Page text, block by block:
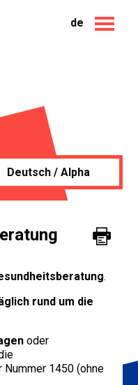
de
Deutsch / Alpha
.
rund um die
oder
Nummer 1450 (ohne